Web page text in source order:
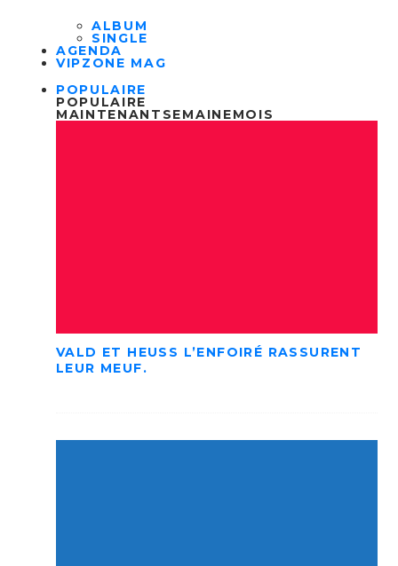
ALBUM
SINGLE
AGENDA
VIPZONE MAG
POPULAIRE
POPULAIRE
MAINTENANT SEMAINEMOIS
VALD ET HEUSS L’ENFOIRÉ RASSURENT
LEUR MEUF.